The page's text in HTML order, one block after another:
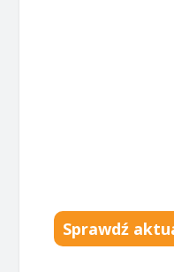
Sprawdź